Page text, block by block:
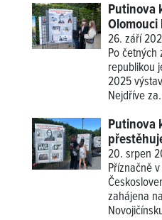
Putinova
26. září
Po četných
republikou
2025
Nejdříve
Putinova
20. srpen
Příznačně
zahájena